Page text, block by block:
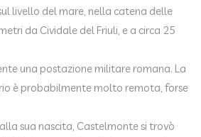
livello del mare, nella catena delle
da Cividale del Friuli, e a circa 25
una postazione militare romana. La
è probabilmente molto remota, forse
sua nascita, Castelmonte si trovò